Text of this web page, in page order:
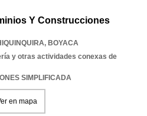
Y Construcciones
, BOYACA
y otras actividades conexas de
SIMPLIFICADA
en mapa